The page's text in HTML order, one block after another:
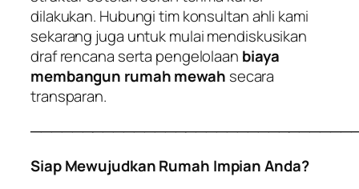
dilakukan. Hubungi tim konsultan ahli kami
sekarang juga untuk mulai mendiskusikan
draf rencana serta pengelolaan biaya
membangun rumah mewah secara
transparan.
Siap Mewujudkan Rumah Impian Anda?